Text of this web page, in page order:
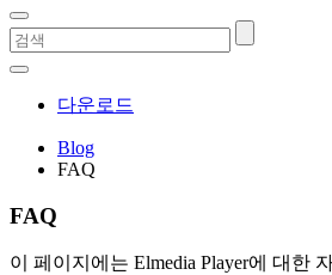
다운로드
Blog
FAQ
FAQ
이 페이지에는 Elmedia Player에 대한